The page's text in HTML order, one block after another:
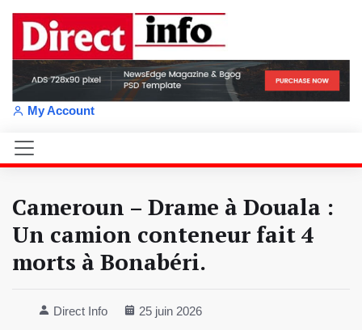
My Account
Cameroun – Drame à Douala :
Un camion conteneur fait 4
morts à Bonabéri.
Direct Info 25 juin 2026